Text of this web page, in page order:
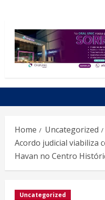
Home
Uncategorized
Acordo judicial viabiliza
Havan no Centro
Uncategorized